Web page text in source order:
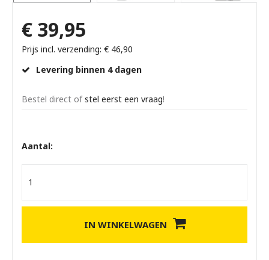
€ 39,95
Prijs incl. verzending: € 46,90
Levering binnen 4 dagen
Bestel direct ofstel eerst een vraag!
Aantal:
IN WINKELWAGEN